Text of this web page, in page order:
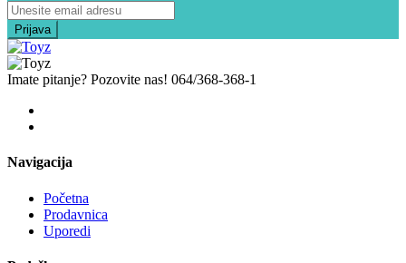
Imate pitanje? Pozovite nas! 064/368-368-1
Navigacija
Početna
Prodavnica
Uporedi